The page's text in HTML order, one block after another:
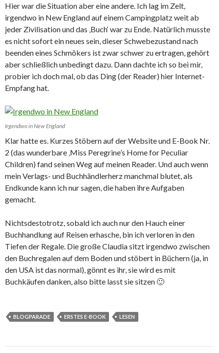
Hier war die Situation aber eine andere. Ich lag im Zelt,
irgendwo in New England auf einem Campingplatz weit ab
jeder Zivilisation und das ‚Buch‘ war zu Ende. Natürlich musste
es nicht sofort ein neues sein, dieser Schwebezustand nach
beenden eines Schmökers ist zwar schwer zu ertragen, gehört
aber schließlich unbedingt dazu. Dann dachte ich so bei mir,
probier ich doch mal, ob das Ding (der Reader) hier Internet-
Empfang hat.
Irgendwo in New England
Klar hatte es. Kurzes Stöbern auf der Website und E-Book Nr.
2 (das wunderbare ‚Miss Peregrine’s Home for Peculiar
Children) fand seinen Weg auf meinen Reader. Und auch wenn
mein Verlags- und Buchhändlerherz manchmal blutet, als
Endkunde kann ich nur sagen, die haben ihre Aufgaben
gemacht.
Nichtsdestotrotz, sobald ich auch nur den Hauch einer
Buchhandlung auf Reisen erhasche, bin ich verloren in den
Tiefen der Regale. Die große Claudia sitzt irgendwo zwischen
den Buchregalen auf dem Boden und stöbert in Büchern (ja, in
den USA ist das normal), gönnt es ihr, sie wird es mit
Buchkäufen danken, also bitte lasst sie sitzen 🙂
BLOGPARADE ERSTES E-BOOK LESEN